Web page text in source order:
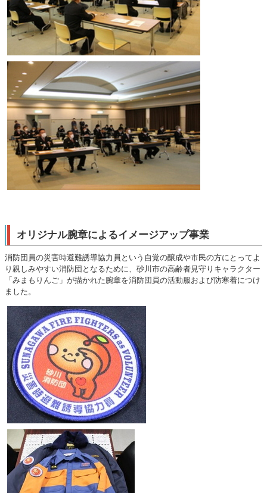
オリジナル腕章によるイメージアップ事業
消防団員の災害時避難誘導協力員という自覚の醸成や市民の方にとってよ
り親しみやすい消防団となるために、砂川市の高齢者見守りキャラクター
「みまもりんご」が描かれた腕章を消防団員の活動服および防寒着につけ
ました。